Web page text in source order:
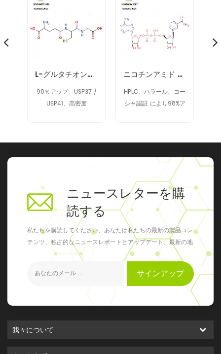
L-グルタチオン削減（GSH）70-18-8
98％アップ、USP37 /
USP41、高密度
ニコチンアミド アデニン ジヌクレオチド NAD 53-84-9
HPLC、ハラール、コー
シャ認証 により98%ア
ニュースレターを購
読する
私たちを購読してください、あなたは私たちの最新の製品コン
テンツ、独占的なニュースレポートとアップデート、最新の地
元のイベントを得ることができます
サインアップ
我々について